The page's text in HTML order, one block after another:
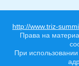
http://www.triz-
Права на
При